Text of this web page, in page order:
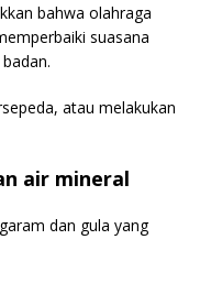
bahwa olahraga
suasana
atau melakukan
air mineral
dan gula yang